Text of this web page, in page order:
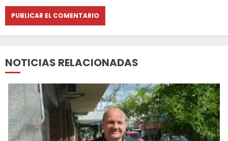
NOTICIAS RELACIONADAS